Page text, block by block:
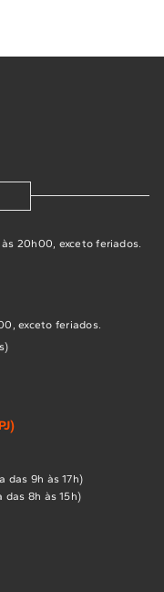
20h00, exceto feriados.
exceto feriados.
das 9h às 17h)
das 8h às 15h)